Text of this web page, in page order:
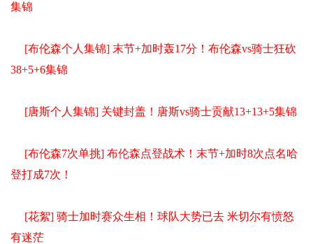
集锦
[布伦森个人集锦] 末节+加时轰17分！布伦森vs骑士狂砍
38+5+6集锦
[唐斯个人集锦] 关键封盖！唐斯vs骑士贡献13+13+5集锦
[布伦森7次单挑] 布伦森点登战术！末节+加时8次点名哈
登打成7次！
[花絮] 骑士加时赛众生相！球队大势已去 米切尔有愤怒
有迷茫